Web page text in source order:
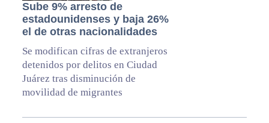
Sube 9% arresto de
estadounidenses y baja 26%
el de otras nacionalidades
Se modifican cifras de extranjeros
detenidos por delitos en Ciudad
Juárez tras disminución de
movilidad de migrantes